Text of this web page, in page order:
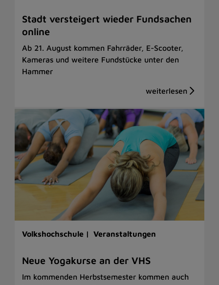
Stadt versteigert wieder Fundsachen
online
Ab 21. August kommen Fahrräder, E-Scooter,
Kameras und weitere Fundstücke unter den
Hammer
Volkshochschule | Veranstaltungen
Neue Yogakurse an der VHS
Im kommenden Herbstsemester kommen auch